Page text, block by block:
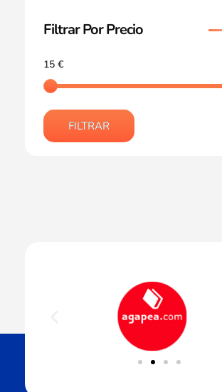
Filtrar Por Precio
15 €
FILTRAR